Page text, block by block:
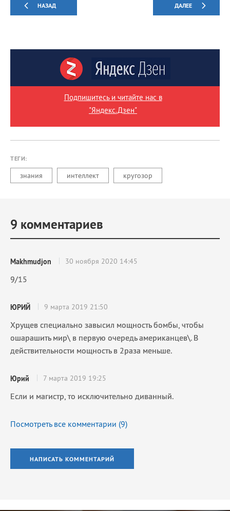
НАЗАД ДАЛЕЕ
Подпишитесь и читайте нас в
"Яндекс.Дзен"
ТЕГИ:
знания интеллект кругозор
9 комментариев
Makhmudjon 30 ноября 2020 14:45
9/15
ЮРИЙ 9 марта 2019 21:50
Хрущев специально завысил мощность бомбы, чтобы
ошарашить мир\ в первую очередь американцев\. В
действительности мощность в 2раза меньше.
Юрий 7 марта 2019 19:25
Если и магистр, то исключительно диванный.
Посмотреть все комментарии (9)
НАПИСАТЬ КОММЕНТАРИЙ